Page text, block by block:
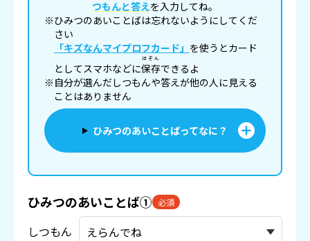
つもんと答えを入力してね。
※ひみつのあいことばは忘れないようにしてくだ
さい
「キズなんマイプロフカード」 を使うとカード
としてスマホなどに保存
ほぞん
できるよ
※自分が選んだしつもんや答えが他の人に見える
ことはありません
ひみつのあいことばってなに？
ひみつのあいことば① 必須
しつもん